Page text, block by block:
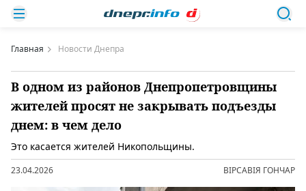
Главная Новости Днепра
В одном из районов Днепропетровщины
жителей просят не закрывать подъезды
днем: в чем дело
Это касается жителей Никопольщины.
23.04.2026 ВІРСАВІЯ ГОНЧАР